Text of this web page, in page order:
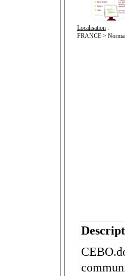
Localisation :
FRANCE >